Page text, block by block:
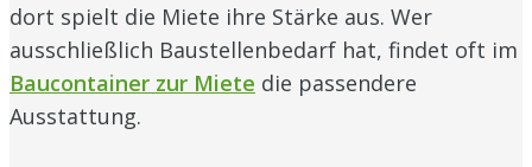
dort spielt die Miete ihre Stärke aus. Wer
ausschließlich Baustellenbedarf hat, findet oft im
Baucontainer zur Miete die passendere
Ausstattung.